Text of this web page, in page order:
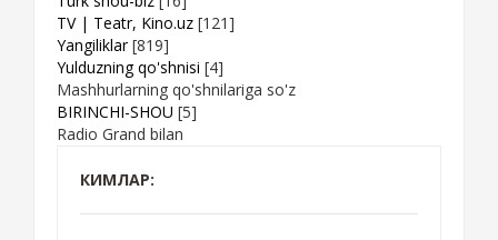
TV | Teatr, Kino.uz [121]
Yangiliklar [819]
Yulduzning qo'shnisi [4]
Mashhurlarning qo'shnilariga so'z
BIRINCHI-SHOU [5]
Radio Grand bilan
КИМЛАР: